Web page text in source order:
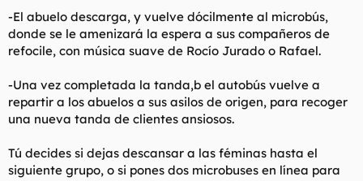
-El abuelo descarga, y vuelve dócilmente al microbús,
donde se le amenizará la espera a sus compañeros de
refocile, con música suave de Rocío Jurado o Rafael.
-Una vez completada la tanda,b el autobús vuelve a
repartir a los abuelos a sus asilos de origen, para recoger
una nueva tanda de clientes ansiosos.
Tú decides si dejas descansar a las féminas hasta el
siguiente grupo, o si pones dos microbuses en línea para